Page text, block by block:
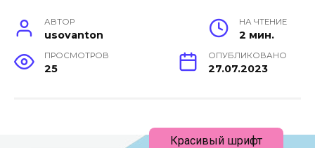
АВТОР
usovanton
НА ЧТЕНИЕ
2 мин.
ПРОСМОТРОВ
25
ОПУБЛИКОВАНО
27.07.2023
Красивый шрифт